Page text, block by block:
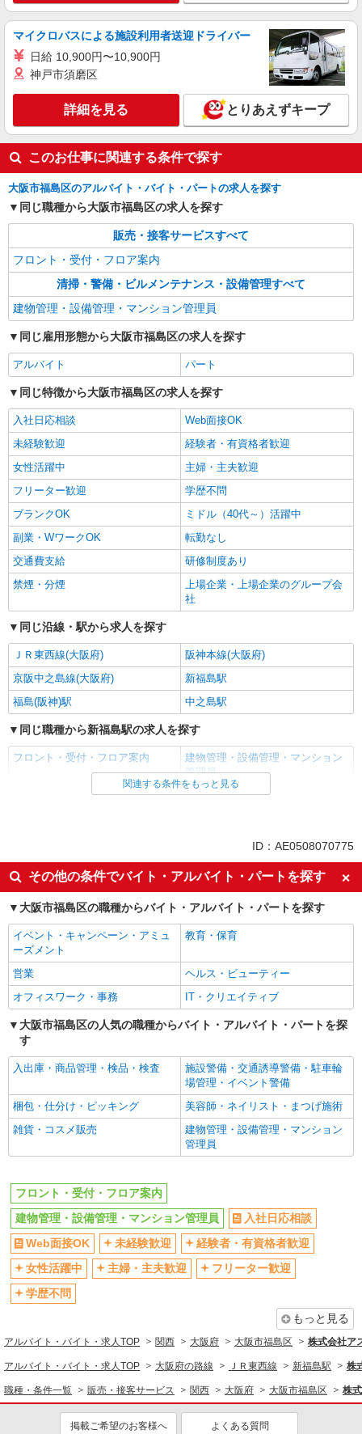
マイクロバスによる施設利用者送迎ドライバー
日給 10,900円〜10,900円
神戸市須磨区
詳細を見る とりあえずキープ
このお仕事に関連する条件で探す
大阪市福島区のアルバイト・バイト・パートの求人を探す
同じ職種から大阪市福島区の求人を探す
販売・接客サービスすべて
フロント・受付・フロア案内
清掃・警備・ビルメンテナンス・設備管理すべて
建物管理・設備管理・マンション管理員
同じ雇用形態から大阪市福島区の求人を探す
アルバイト パート
同じ特徴から大阪市福島区の求人を探す
入社日応相談
Web面接OK
未経験歓迎
経験者・有資格者歓迎
女性活躍中
主婦・主夫歓迎
フリーター歓迎
学歴不問
ブランクOK
ミドル（40代～）活躍中
副業・WワークOK
転勤なし
交通費支給
研修制度あり
禁煙・分煙
上場企業・上場企業のグループ会
社
同じ沿線・駅から求人を探す
ＪＲ東西線(大阪府)
阪神本線(大阪府)
京阪中之島線(大阪府)
新福島駅
福島(阪神)駅
中之島駅
同じ職種から新福島駅の求人を探す
フロント・受付・フロア案内
建物管理・設備管理・マンション
管理員
入社日応相談
Web面接OK
未経験歓迎
経験者・有資格者歓迎
女性活躍中
主婦・主夫歓迎
フリーター歓迎
ブランクOK
ミドル（40代～）活躍中
副業・WワークOK
転勤なし
交通費支給
研修制度あり
禁煙・分煙
社
販売・接客サービス
建物管理・設備管理・マンション管理員
同じ特徴から求人を探す
未経験歓迎
ミドル（40代～）活躍中
副業・WワークOK
交通費支給
上場企業・上場企業のグループ会社
関連する条件をもっと見る
ID：AE0508070775
その他の条件でバイト・アルバイト・パートを探す
大阪市福島区の職種からバイト・アルバイト・パートを探す
イベント・キャンペーン・アミュ
ーズメント
教育・保育
営業
ヘルス・ビューティー
オフィスワーク・事務
IT・クリエイティブ
大阪市福島区の人気の職種からバイト・アルバイト・パートを探
す
入出庫・商品管理・検品・検査
施設警備・交通誘導警備・駐車輪
場管理・イベント警備
梱包・仕分け・ピッキング
美容師・ネイリスト・まつげ施術
雑貨・コスメ販売
建物管理・設備管理・マンション
管理員
フロント・受付・フロア案内
建物管理・設備管理・マンション管理員
入社日応相談
Web面接OK
未経験歓迎
経験者・有資格者歓迎
女性活躍中
主婦・主夫歓迎
フリーター歓迎
学歴不問
もっと見る
アルバイト・バイト・求人TOP 関西 大阪府 大阪市福島区 株式会社ア
アルバイト・バイト・求人TOP 大阪府の路線 ＪＲ東西線 新福島駅 株
職種・条件一覧 販売・接客サービス 関西 大阪府 大阪市福島区 株
掲載ご希望のお客様へ よくある質問